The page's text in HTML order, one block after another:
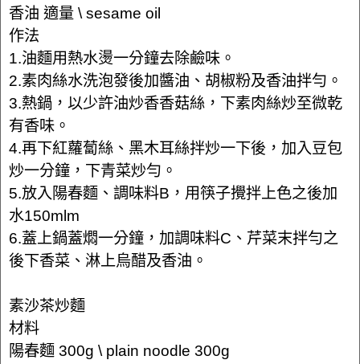
香油 適量 \ sesame oil
作法
1.油麵用熱水燙一分鐘去除鹼味。
2.素肉絲水洗泡發後加醬油、胡椒粉及香油拌勻。
3.熱鍋，以少許油炒香香菇絲，下素肉絲炒至微乾
有香味。
4.再下紅蘿蔔絲、黑木耳絲拌炒一下後，加入豆包
炒一分鐘，下青菜炒勻。
5.放入陽春麵、調味料B，用筷子攪拌上色之後加
水150mlm
6.蓋上鍋蓋燜一分鐘，加調味料C、芹菜末拌勻之
後下香菜、淋上烏醋及香油。
素沙茶炒麵
材料
陽春麵 300g \ plain noodle 300g